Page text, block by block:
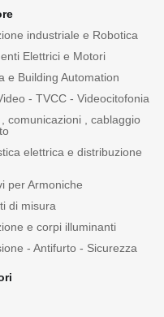
industriale e Robotica
Elettrici e Motori
e Building Automation
- TVCC - Videocitofonia
comunicazioni , cablaggio
elettrica e distribuzione
per Armoniche
di misura
e corpi illuminanti
- Antifurto - Sicurezza